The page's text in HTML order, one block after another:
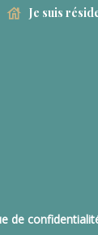
Je suis
de